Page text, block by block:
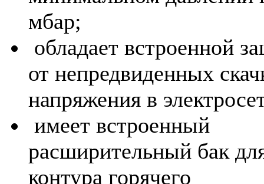
мбар;
обладает встроенной
от непредвиденных
напряжения в
имеет встроенный
расширительный бак
контура горячего